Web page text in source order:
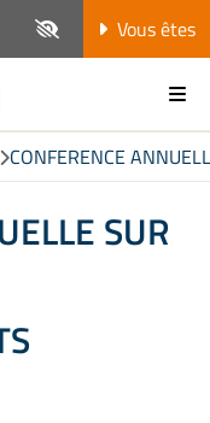
Vous êtes
CONFERENCE
SUR